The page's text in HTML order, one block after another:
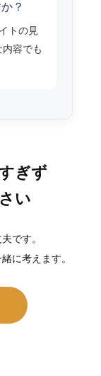
？
トの見
容でも
ぎず
い
です。
に考えます。